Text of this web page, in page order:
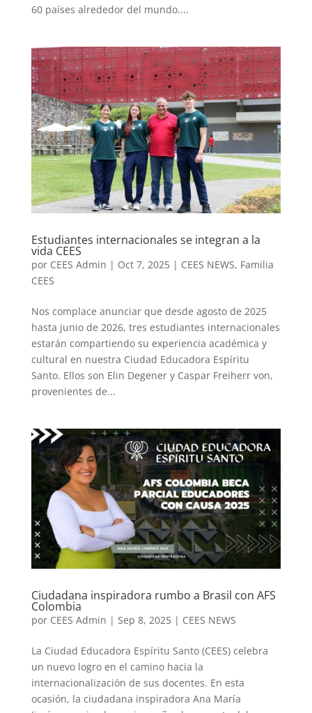
60 países alrededor del mundo....
Estudiantes internacionales se integran a la
vida CEES
por CEES Admin | Oct 7, 2025| CEES NEWS, Familia
CEES
Nos complace anunciar que desde agosto de 2025
hasta junio de 2026, tres estudiantes internacionales
estarán compartiendo su experiencia académica y
cultural en nuestra Ciudad Educadora Espíritu
Santo. Ellos son Elin Degener y Caspar Freiherr von,
provenientes de...
Ciudadana inspiradora rumbo a Brasil con AFS
Colombia
por CEES Admin | Sep 8, 2025| CEES NEWS
La Ciudad Educadora Espíritu Santo (CEES) celebra
un nuevo logro en el camino hacia la
internacionalización de sus docentes. En esta
ocasión, la ciudadana inspiradora Ana María